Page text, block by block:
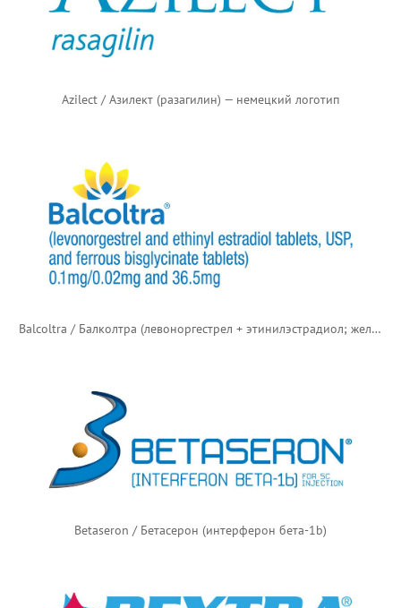
Azilect / Азилект (разагилин) — немецкий логотип
Balcoltra / Балколтра (левоноргестрел + этинилэстрадиол; железа бисглицинат)
Betaseron / Бетасерон (интерферон бета-1b)